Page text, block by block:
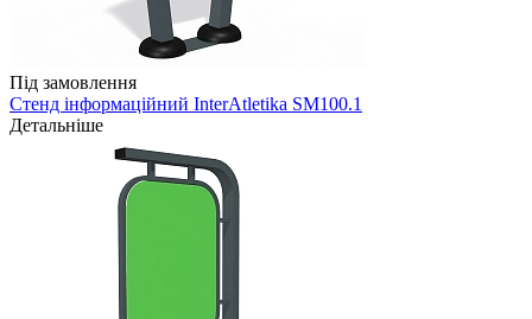
Під замовлення
Стенд інформаційний InterAtletika SM100.1
Детальніше